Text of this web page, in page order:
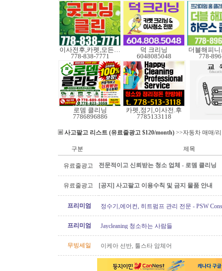
이사전후,카펫,모든청소
778-838-7771
덕 크리닝
6048085048
더블해피
778-
로뎀 클리닝
7786896886
카펫,정기,이사전.후
7785133118
사고팔고 리스트 (유료줄광고 $120/month) >>자동차 매매/
구분 제목
유료줄광고 전문적이고 신뢰받는 청소 업체 - 로뎀 클리닝
유료줄광고 [공지] 사고팔고 이용수칙 및 금지 물품 안내
프리미엄 정수기,에어컨, 히트펌프 관리 전문 - PSW
프리미엄 Jaycleaning 청소하는 사람들
무빙세일 이케아 선반, 툴스타 암체어